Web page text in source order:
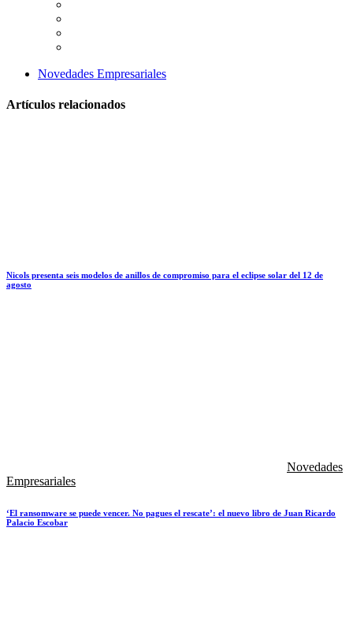
Novedades Empresariales
Artículos relacionados
Nicols presenta seis modelos de anillos de compromiso para el eclipse solar del 12 de
agosto
Novedades
Empresariales
‘El ransomware se puede vencer. No pagues el rescate’: el nuevo libro de Juan Ricardo
Palacio Escobar